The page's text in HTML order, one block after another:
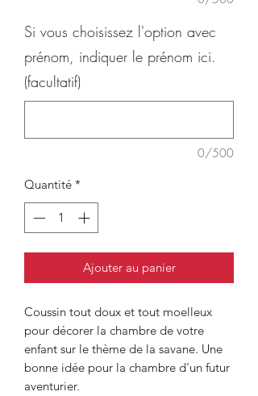
Si vous choisissez l'option avec
prénom, indiquer le prénom ici.
(facultatif)
0/500
Quantité *
Ajouter au panier
Coussin tout doux et tout moelleux
pour décorer la chambre de votre
enfant sur le thème de la savane. Une
bonne idée pour la chambre d'un futur
aventurier.